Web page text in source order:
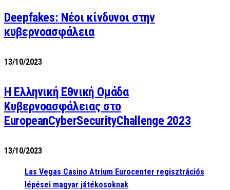
Deepfakes: Νέοι κίνδυνοι στην
κυβερνοασφάλεια
13/10/2023
Η Ελληνική Εθνική Ομάδα
Κυβερνοασφάλειας στο
EuropeanCyberSecurityChallenge 2023
13/10/2023
Las Vegas Casino Atrium Eurocenter regisztrációs
lépései magyar játékosoknak